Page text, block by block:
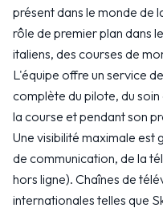
présent dans le monde de
rôle de premier plan dans
italiens, des courses de
L'équipe offre un service
complète du pilote, du
la course et pendant son
Une visibilité maximale est
de communication, de la
hors ligne). Chaînes de
internationales telles que